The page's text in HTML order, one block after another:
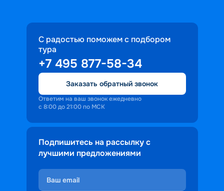
С радостью поможем с подбором
тура
+7 495 877-58-34
Заказать обратный звонок
Ответим на ваш звонок ежедневно
с 8:00 до 21:00 по МСК
Подпишитесь на рассылку с
лучшими предложениями